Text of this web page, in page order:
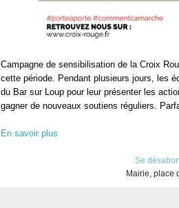
Campagne de sensibilisation de la Croix
cette période. Pendant plusieurs jours, les
du Bar sur Loup pour leur présenter les
gagner de nouveaux soutiens réguliers.
En savoir plus
Se
Mairie, place